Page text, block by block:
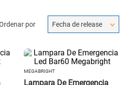
por Fecha de release
MEGABRIGHT
Lampara De Emergencia